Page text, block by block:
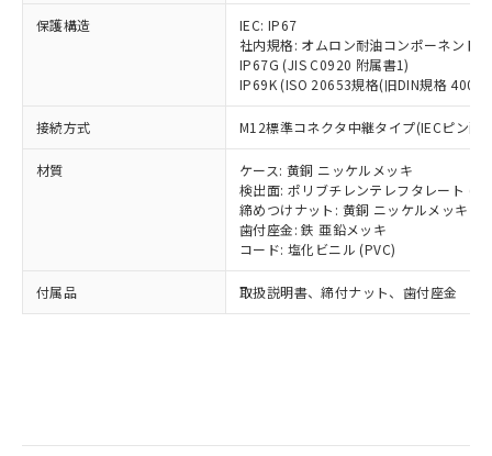
保護構造
IEC: IP67
社内規格: オムロン耐油コンポーネント
IP67G (JIS C0920 附属書1)
IP69K (ISO 20653規格(旧DIN規格
接続方式 M12標準コネクタ中継タイプ(IECピン配
材質
ケース: 黄銅 ニッケルメッキ
検出面: ポリブチレンテレフタレート
締めつけナット: 黄銅 ニッケルメッキ
歯付座金: 鉄 亜鉛メッキ
コード: 塩化ビニル (PVC)
付属品 取扱説明書、締付ナット、歯付座金
覧された時点での実際の在庫および標
準価格とは異なる場合があることをご
正式な納期状況および標準価格はお客
様のお取引先、またはお客様担当のオ
ムロン制御機器販売店・当社販売員に
ご相談ください。
オムロン制御機器販売店や当社販売拠
販売ネットワーク
」をご確認
在庫状況および標準価格結果を当社の
事前の承諾なく第三者に漏洩または開
示しないようお願いします。
マイパーツ機能（部品リスト作成サー
および当社の共同利用者が、当社の製
ミウム(Cd) 100ppm以下、
六価クロム(Cr(Ⅵ)) 1000ppm以下、ポリ臭化ビフェニル
類(PBB) 1000ppm以下、ポリ臭化ジフェニルエーテル類
(PBDE) 1000ppm以下、フタル酸ビス(2-エチルヘキシ
ル) (DEHP)(別名：DOP) 1000ppm以下、フタル酸ブチ
ルベンジル（BBP） 1000ppm以下、フタル酸ジブチル
（DBP） 1000ppm以下、フタル酸ジイソブチル
(DIBP) 1000ppm以下
但し、RoHS指令で産業用監視および制御機器に対する
フタル酸エステル類の４物質については閾値を超える意
図的な使用がないことを確認しています。
部品在庫の切り替え状況などにより、予定
月が前後することがあります。
Pb(鉛) :1000ppm、 Hg(水銀) : 1000ppm、 Cd(カドミウ
ム) : 100ppm、
Cr(Ⅵ)(六価クロム) : 1000ppm、 PBBs(ポリ臭化ビフェ
ニル類) : 1000ppm、 PBDEs(ポリ臭化ジフェニルエーテ
DBP(フタル酸ジブチル) : 1000ppm、 DIBP(フタル酸ジ
イソブチル) : 1000ppm、 BBP(フタル酸ブチルベンジ
ル) : 1000ppm、
DEHP(フタル酸ビス(2-エチルヘキシル)) : 1000ppm
※2 環境保護使用期限
「ｅ」：有害物質（10物質）のすべてが基
準値以下であることを示します。
「10」：通常の使用状況下において有害物
質が外部に漏えいし、環境に深刻な影響を
可)を取得するなどの必要な手続きを
当社は規制貨物を破棄する場合は、完
全に破砕するなど、違法に輸出されな
いよう必要な手段を講じます。
当社は貴社製品を、核兵器、ミサイ
ル、化学兵器、生物兵器またはその他
武器並びにこれらの製造装置等に一切
使用いたしません。
当社は、貴社製品を第三者に販売する
場合は、上記1、2および3の内容を当
該第三者に通知します。また当社は、
販売先および販売に係わる関係者が違
法に輸出するおそれがある場合は、取
一定数以上の在庫あり
一定数には満たないが在庫あり
在庫なし(最新の在庫状況につ
いては、お客様のお取引先、ま
たはお客様担当のオムロン制御
機器販売店・当社販売員にご確
認ください)
受注生産機種、また在庫状況の